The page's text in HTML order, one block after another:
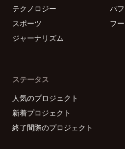
テクノロジー
パ
スポーツ
フ
ジャーナリズム
ステータス
人気のプロジェクト
新着プロジェクト
終了間際のプロジェクト